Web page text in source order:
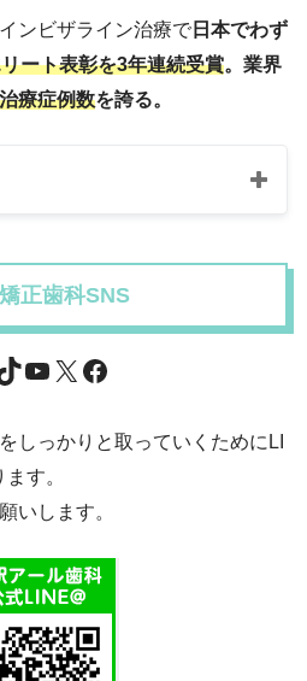
ンビザライン治療で 日本でわず
ート表彰を3年連続受賞。業界
療症例数を誇る。
正歯科SNS
しっかりと取っていくためにLI
す。
いします。